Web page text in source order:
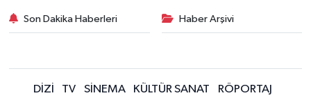
Son Dakika Haberleri Haber Arşivi
DİZİ TV SİNEMA KÜLTÜR SANAT RÖPORTAJ